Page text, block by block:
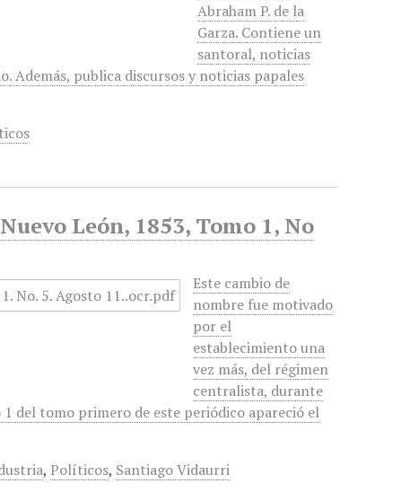
Abraham P. de la
Garza. Contiene un
santoral, noticias
Además, publica discursos y noticias papales
León, 1853, Tomo 1, No
Este cambio de
nombre fue motivado
por el
establecimiento una
vez más, del régimen
centralista, durante
del tomo primero de este periódico apareció el
, Políticos, Santiago Vidaurri